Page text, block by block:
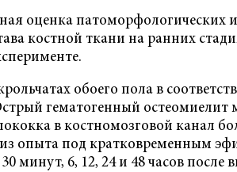
оценка патоморфологических
костной ткани на ранних
обоего пола в
гематогенный остеомиелит
в костномозговой канал
опыта под кратковременным
минут, 6, 12, 24 и 48 часов после